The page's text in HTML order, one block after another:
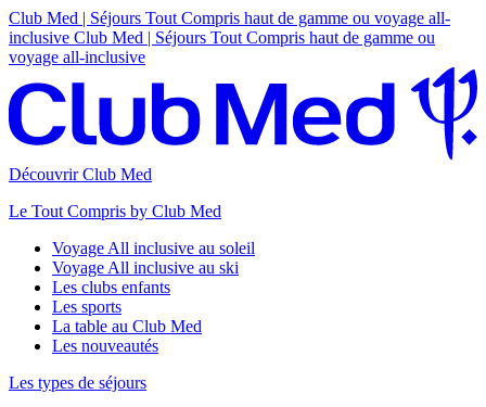
Club Med | Séjours Tout Compris haut de gamme ou voyage all-
inclusive Club Med | Séjours Tout Compris haut de gamme ou
voyage all-inclusive
Découvrir Club Med
Le Tout Compris by Club Med
Voyage All inclusive au soleil
Voyage All inclusive au ski
Les clubs enfants
Les sports
La table au Club Med
Les nouveautés
Les types de séjours